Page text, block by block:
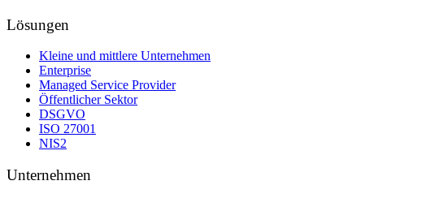
Lösungen
Kleine und mittlere Unternehmen
Enterprise
Managed Service Provider
Öffentlicher Sektor
DSGVO
ISO 27001
NIS2
Unternehmen